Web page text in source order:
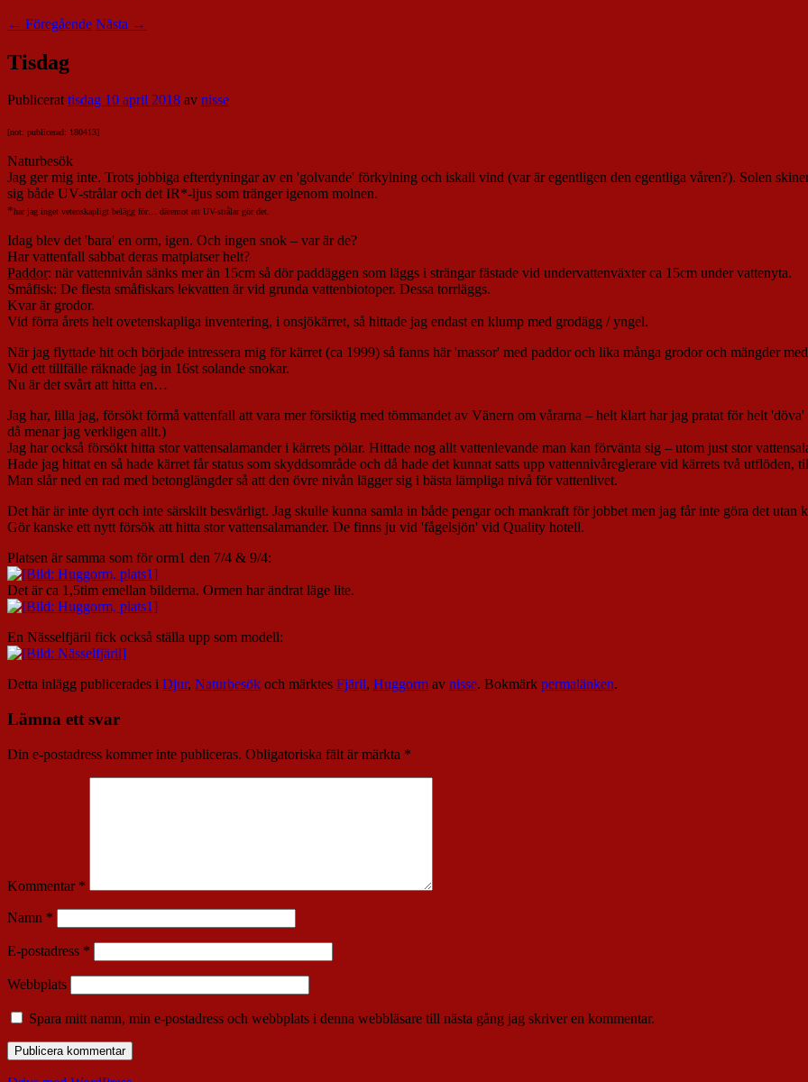
← Föregående Nästa →
Tisdag
Publicerattisdag 10 april 2018 av nisse
[not: publicerad: 180413]
Naturbesök
Jag ger mig inte. Trots jobbiga efterdyningar av en 'golvande' förkylning och iskall vind (var är egentligen den egentliga våren?). Solen
sig både UV-strålar och det IR*-ljus som tränger igenom molnen.
*har jag inget vetenskapligt belägg för… däremot att UV-strålar gör det.
Idag blev det 'bara' en orm, igen. Och ingen snok – var är de?
Har vattenfall sabbat deras matplatser helt?
Paddor: när vattennivån sänks mer än 15cm så dör paddäggen som läggs i strängar fästade vid undervattenväxter ca 15cm under vattenyta.
Småfisk: De flesta småfiskars lekvatten är vid grunda vattenbiotoper. Dessa torrläggs.
Kvar är grodor.
Vid förra årets helt ovetenskapliga inventering, i onsjökärret, så hittade jag endast en klump med grodägg / yngel.
När jag flyttade hit och började intressera mig för kärret (ca 1999) så fanns här 'massor' med paddor och lika många grodor och mängder
Vid ett tillfälle räknade jag in 16st solande snokar.
Nu är det svårt att hitta en…
Jag har, lilla jag, försökt förmå vattenfall att vara mer försiktig med tömmandet av Vänern om vårarna – helt klart har jag pratat för helt
då menar jag verkligen allt.)
Jag har också försökt hitta stor vattensalamander i kärrets pölar. Hittade nog allt vattenlevande man kan förvänta sig – utom just stor
Hade jag hittat en så hade kärret får status som skyddsområde och då hade det kunnat satts upp vattennivåreglerare vid kärrets två utflöden,
Man slår ned en rad med betonglängder så att den övre nivån lägger sig i bästa lämpliga nivå för vattenlivet.
Det här är inte dyrt och inte särskilt besvärligt. Jag skulle kunna samla in både pengar och mankraft för jobbet men jag får inte göra det
Gör kanske ett nytt försök att hitta stor vattensalamander. De finns ju vid 'fågelsjön' vid Quality hotell.
Platsen är samma som för orm1 den 7/4 & 9/4:
Det är ca 1,5tim emellan bilderna. Ormen har ändrat läge lite.
En Nässelfjäril fick också ställa upp som modell:
Detta inlägg publicerades i Djur, Naturbesök och märktes Fjäril, Huggorm av nisse. Bokmärk permalänken.
Lämna ett svar
Din e-postadress kommer inte publiceras. Obligatoriska fält är märkta *
Kommentar *
Namn *
E-postadress *
Webbplats
Spara mitt namn, min e-postadress och webbplats i denna webbläsare till nästa gång jag skriver en kommentar.